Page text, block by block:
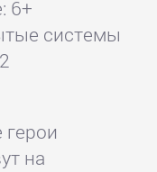
6+
системы
на